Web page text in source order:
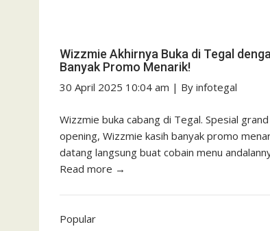
Wizzmie Akhirnya Buka di Tegal
Banyak Promo Menarik!
30 April 2025 10:04 am | By infotegal
Wizzmie buka cabang di Tegal. Spesial grand
opening, Wizzmie kasih banyak promo
datang langsung buat cobain menu
Read more →
Popular